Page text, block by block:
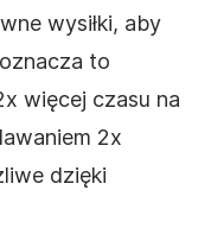
wysiłki, aby
to
więcej czasu na
2x
dzięki